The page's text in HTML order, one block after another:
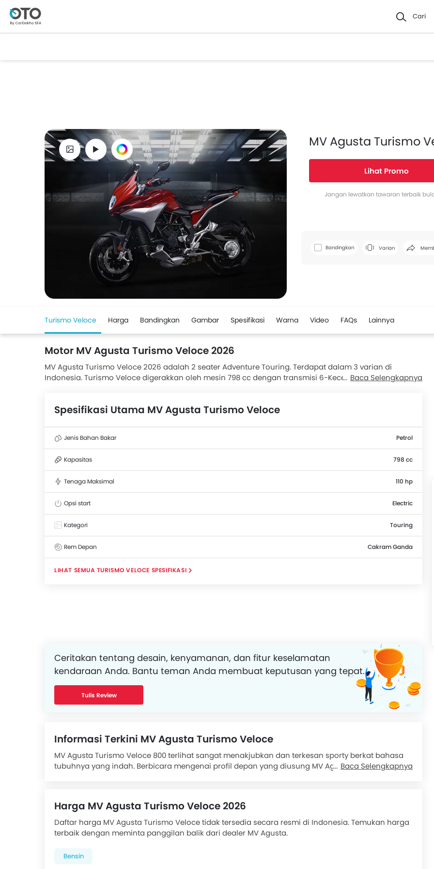
Cari
MV Agusta Turismo
Lihat Promo
Jangan lewatkan tawaran terbaik
Bandingkan Varian
Turismo Veloce Harga Bandingkan Gambar Spesifikasi Warna Video FAQs Lainnya
Motor MV Agusta Turismo Veloce 2026
MV Agusta Turismo Veloce 2026 adalah 2 seater Adventure Touring. Terdapat dalam 3 varian di
Indonesia. Turismo Veloce digerakkan oleh mesin 798 cc dengan transmisi 6-Kecepatan . Rem depan
Baca Selengkapnya
Spesifikasi Utama MV Agusta Turismo Veloce
Jenis Bahan Bakar Petrol
Kapasitas 798 cc
Tenaga Maksimal 110 hp
Opsi start Electric
Kategori Touring
Rem Depan Cakram Ganda
TURISMO VELOCE SPESIFIKASI
Ceritakan tentang desain, kenyamanan, dan fitur keselamatan
kendaraan Anda. Bantu teman Anda membuat keputusan yang tepat.
Tulis Review
Informasi Terkini MV Agusta Turismo Veloce
MV Agusta Turismo Veloce 800 terlihat sangat menakjubkan dan terkesan sporty berkat bahasa
tubuhnya yang indah. Berbicara mengenai profil depan yang diusung MV Agusta Turismo Veloce
dirancang dengan baik, menjadikan motor ini terlihat semakin agresif dengan sasis merah. Set
sistem buangan MV Agusta Turismo Veloce 800 juga meningkatkan keelokan motor ini, serta
dengan baluran warna bodi. Bagian belakang motor MV Agusta Turismo Veloce 800 dibuat lebih
tinggi sehingga seakan menonjolkan keindahan dari ban belakangnya.
Motor MV Agusta Turismo Veloce 800 dipersenjatai dengan mesin berkapasitas 798 cc pendingin
cairan, tiga silinder, 12v, putaran empat-tak, mesin DOHC, yang menyemburkan tenaga total
Baca Selengkapnya
Harga MV Agusta Turismo Veloce 2026
Daftar harga MV Agusta Turismo Veloce tidak tersedia secara resmi di Indonesia. Temukan harga
terbaik dengan meminta panggilan balik dari dealer MV Agusta.
Bensin